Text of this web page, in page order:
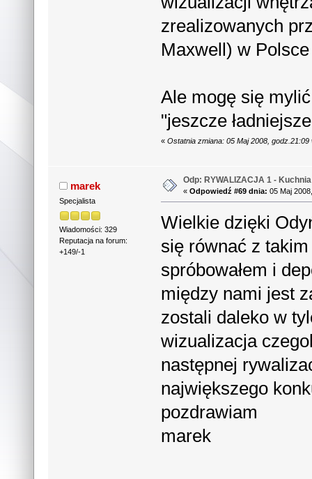
zrealizowanych
Maxwell) w
Ale mogę się
"jeszcze
«Ostatnia zmiana: 05 Maj 2008,
marek
Specjalista
Wiadomości: 329
Reputacja na forum:
+149/-1
Odp: RYWALIZACJA 1 -
«Odpowiedź #69 dnia: 05 Maj
Wielkie dzięki
się równać z
spróbowałem i
między nami jest
zostali daleko w
wizualizacja
następnej
największego
pozdrawiam
marek